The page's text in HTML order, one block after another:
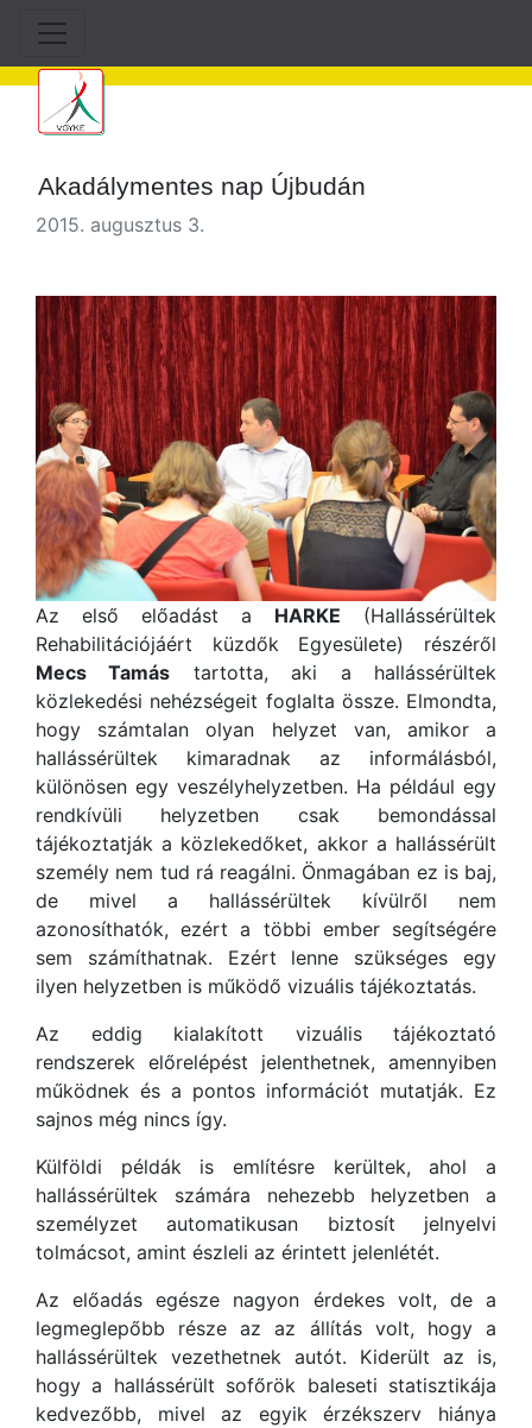
Akadálymentes nap Újbudán
2015. augusztus 3.
Az első előadást a HARKE (Hallássérültek
Rehabilitációjáért küzdők Egyesülete) részéről
Mecs Tamás tartotta, aki a hallássérültek
közlekedési nehézségeit foglalta össze. Elmondta,
hogy számtalan olyan helyzet van, amikor a
hallássérültek kimaradnak az informálásból,
különösen egy veszélyhelyzetben. Ha például egy
rendkívüli helyzetben csak bemondással
tájékoztatják a közlekedőket, akkor a hallássérült
személy nem tud rá reagálni. Önmagában ez is baj,
de mivel a hallássérültek kívülről nem
azonosíthatók, ezért a többi ember segítségére
sem számíthatnak. Ezért lenne szükséges egy
ilyen helyzetben is működő vizuális tájékoztatás.
Az eddig kialakított vizuális tájékoztató
rendszerek előrelépést jelenthetnek, amennyiben
működnek és a pontos információt mutatják. Ez
sajnos még nincs így.
Külföldi példák is említésre kerültek, ahol a
hallássérültek számára nehezebb helyzetben a
személyzet automatikusan biztosít jelnyelvi
tolmácsot, amint észleli az érintett jelenlétét.
Az előadás egésze nagyon érdekes volt, de a
legmeglepőbb része az az állítás volt, hogy a
hallássérültek vezethetnek autót. Kiderült az is,
hogy a hallássérült sofőrök baleseti statisztikája
kedvezőbb, mivel az egyik érzékszerv hiánya